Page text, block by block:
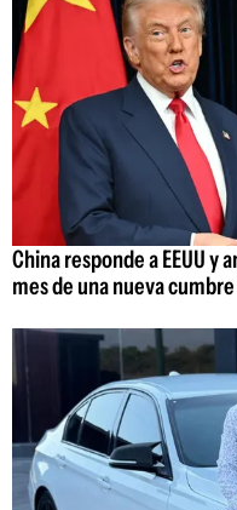
China responde a EEUU y
mes de una nueva